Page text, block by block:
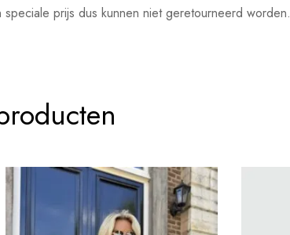
prijs dus kunnen niet geretourneerd worden.